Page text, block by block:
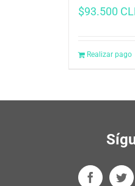
$93.500
Realizar pago